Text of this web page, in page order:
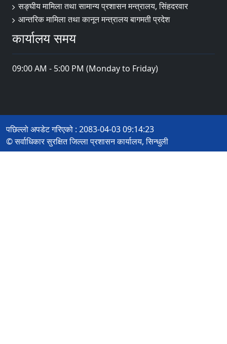
सङ्‍घीय मामिला तथा सामान्य प्रशासन मन्त्रालय, सिंहदरवार
आन्तरिक मामिला तथा कानून मन्त्रालय बागमती प्रदेश
कार्यालय समय
09:00 AM - 5:00 PM (Monday to Friday)
पछिल्लो अपडेट गरिएको : 2083-04-03 09:14:23
© सर्वाधिकार सुरक्षित जिल्ला प्रशासन कार्यालय, सिन्धुली